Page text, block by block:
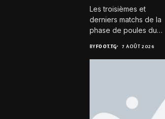
Les troisièmes et
derniers matchs de la
phase de poules du
féminine 2026 se sont
joués le 6 août 2026 à
BYFOOT.TG 7 AOÛT 2026